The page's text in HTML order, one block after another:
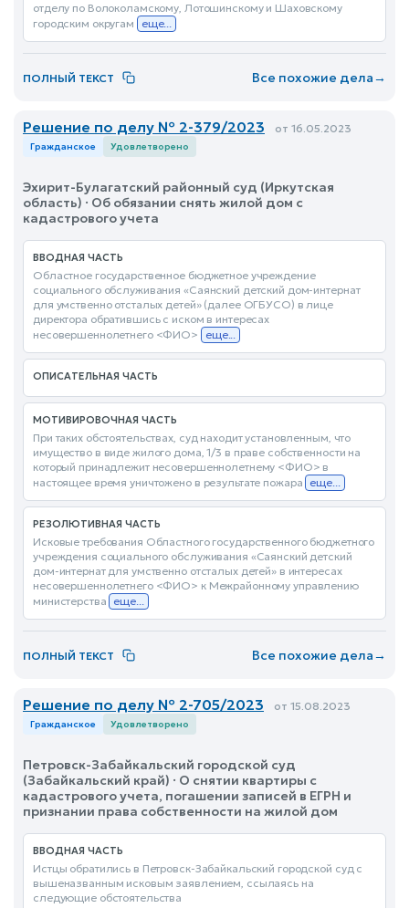
отделу по Волоколамскому, Лотошинскому и Шаховскому
городским округам
еще...
ПОЛНЫЙ ТЕКСТ Все похожие дела→
Решение по делу № 2-379/2023 от 16.05.2023
Гражданское Удовлетворено
Эхирит-Булагатский районный суд (Иркутская
область) · Об обязании снять жилой дом с
кадастрового учета
ВВОДНАЯ ЧАСТЬ
Областное государственное бюджетное учреждение
социального обслуживания «Саянский детский дом-интернат
для умственно отсталых детей» (далее ОГБУСО) в лице
директора обратившись с иском в интересах
несовершеннолетнего <ФИО>
еще...
ОПИСАТЕЛЬНАЯ ЧАСТЬ
МОТИВИРОВОЧНАЯ ЧАСТЬ
При таких обстоятельствах, суд находит установленным, что
имущество в виде жилого дома, 1/3 в праве собственности на
который принадлежит несовершеннолетнему <ФИО> в
настоящее время уничтожено в результате пожара еще...
РЕЗОЛЮТИВНАЯ ЧАСТЬ
Исковые требования Областного государственного бюджетного
учреждения социального обслуживания «Саянский детский
дом-интернат для умственно отсталых детей» в интересах
несовершеннолетнего <ФИО> к Межрайонному управлению
министерства еще...
ПОЛНЫЙ ТЕКСТ Все похожие дела→
Решение по делу № 2-705/2023 от 15.08.2023
Гражданское Удовлетворено
Петровск-Забайкальский городской суд
(Забайкальский край) · О снятии квартиры с
кадастрового учета, погашении записей в ЕГРН и
признании права собственности на жилой дом
ВВОДНАЯ ЧАСТЬ
Истцы обратились в Петровск-Забайкальский городской суд с
вышеназванным исковым заявлением, ссылаясь на
следующие обстоятельства